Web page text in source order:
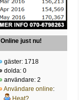
Online just nu!
gäster: 1718
dolda: 0
användare: 2
Användare online:
Heat?